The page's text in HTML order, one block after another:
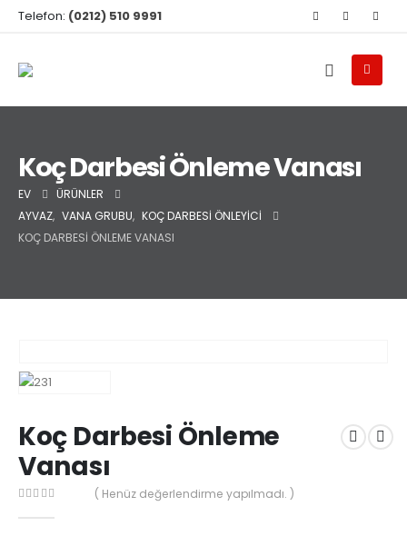
Telefon: (0212) 510 9991
Koç Darbesi Önleme Vanası
EV
ÜRÜNLER
AYVAZ, VANA GRUBU, KOÇ DARBESI ÖNLEYICI
KOÇ DARBESI ÖNLEME VANASI
Koç Darbesi Önleme
Vanası
( Henüz değerlendirme yapılmadı. )